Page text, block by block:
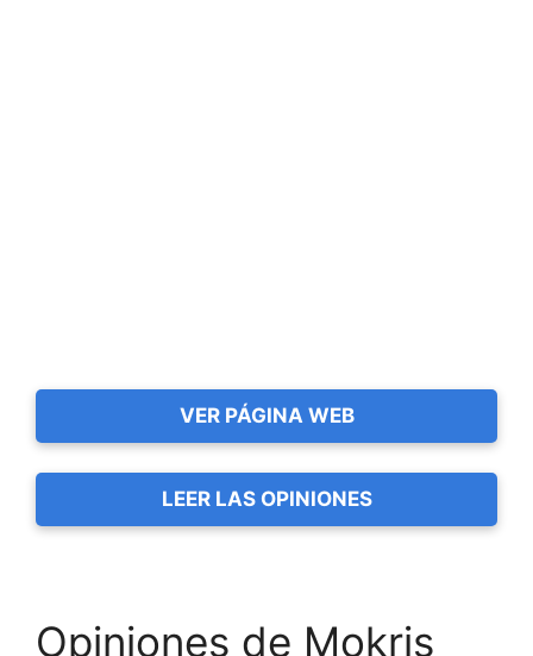
VER PÁGINA WEB
LEER LAS OPINIONES
Opiniones de Mokris